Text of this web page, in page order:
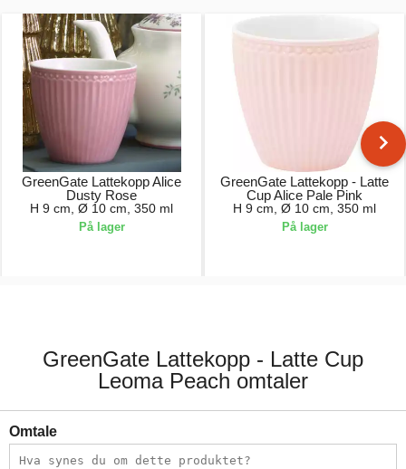
GreenGate Lattekopp Alice
Dusty Rose
H 9 cm, Ø 10 cm, 350 ml
På lager
GreenGate Lattekopp - Latte
Cup Alice Pale Pink
H 9 cm, Ø 10 cm, 350 ml
På lager
GreenGate Lattekopp - Latte Cup
Leoma Peach omtaler
Omtale